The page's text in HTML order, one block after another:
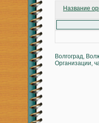
Название
Волгоград,
Организации,